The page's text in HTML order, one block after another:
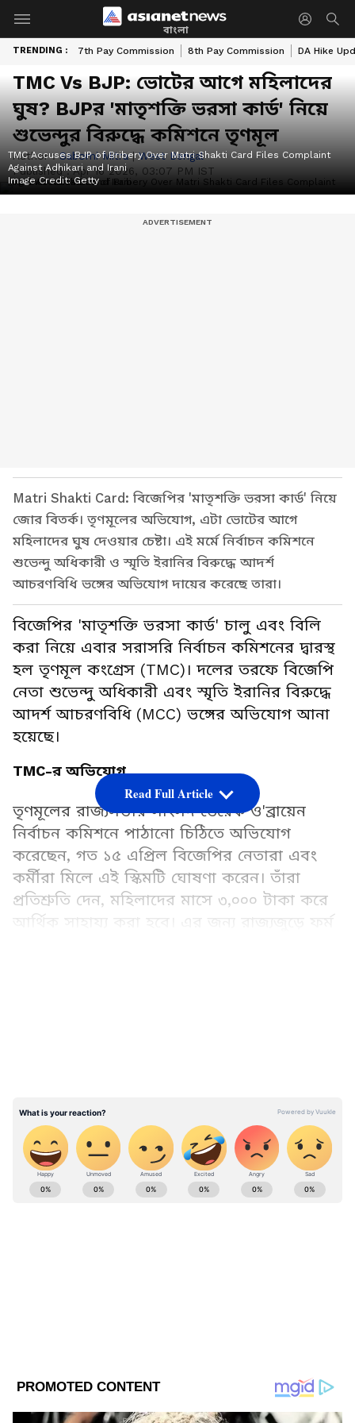
বাংলা
TRENDING : 7th Pay Commission 8th Pay Commission DA Hike
TMC Vs BJP: ভোটের আগে মহিলাদের
ঘুষ? BJPর 'মাতৃশক্তি ভরসা কার্ড' নিয়ে
শুভেন্দুর বিরুদ্ধে কমিশনে তৃণমূল
Author :Saborni Mitra|West Bengal
Published :Apr 16 2026, 03:07 PM IST
TMC Accuses BJP of Bribery Over Matri Shakti Card Files Complaint
Against Adhikari and Irani
Image Credit:Getty
Matri Shakti Card: বিজেপির 'মাতৃশক্তি ভরসা কার্ড' নিয়ে
জোর বিতর্ক। তৃণমূলের অভিযোগ, এটা ভোটের আগে
মহিলাদের ঘুষ দেওয়ার চেষ্টা। এই মর্মে নির্বাচন কমিশনে
শুভেন্দু অধিকারী ও স্মৃতি ইরানির বিরুদ্ধে আদর্শ
আচরণবিধি ভঙ্গের অভিযোগ দায়ের করেছে তারা।
বিজেপির 'মাতৃশক্তি ভরসা কার্ড' চালু এবং বিলি
করা নিয়ে এবার সরাসরি নির্বাচন কমিশনের দ্বারস্থ
হল তৃণমূল কংগ্রেস (TMC)। দলের তরফে বিজেপি
নেতা শুভেন্দু অধিকারী এবং স্মৃতি ইরানির বিরুদ্ধে
আদর্শ আচরণবিধি (MCC) ভঙ্গের অভিযোগ আনা
হয়েছে।
TMC-র অভিযোগ
তৃণমূলের রাজ্যসভার সাংসদ ডেরেক ও'ব্রায়েন
নির্বাচন কমিশনে পাঠানো চিঠিতে অভিযোগ
করেছেন, গত ১৫ এপ্রিল বিজেপির নেতারা এবং
কর্মীরা মিলে এই স্কিমটি ঘোষণা করেন। তাঁরা
প্রতিশ্রুতি দেন, মহিলাদের মাসে ৩,০০০ টাকা করে
আর্থিক সাহায্য করা হবে। এর জন্য রাজ্যজুড়ে ফর্ম
অর্থনৈতিকভাবে দুর্বল মহিলাদের টার্গেট করে
ভোটের সুবিধা পেতেই এই পরিকল্পিত চেষ্টা চালাচ্ছে
বিজেপি।
Read Full Article
ABOUT THE AUTHOR